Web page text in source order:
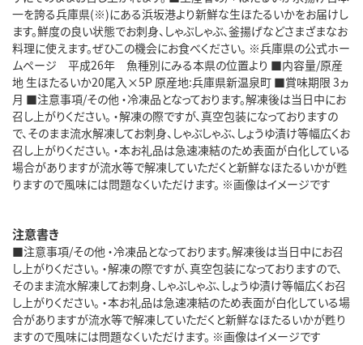
一を誇る兵庫県(※)にある浜坂港より新鮮な生ほたるいかをお届けし
ます。鮮度の良い状態でお刺身、しゃぶしゃぶ、釜揚げなどさまざまなお
料理に使えます。ぜひこの機会にお食べください。 ※兵庫県の公式ホー
ムページ 平成26年 魚種別にみる本県の位置より ■内容量/原産
地 生ほたるいか20尾入×5P 原産地:兵庫県新温泉町 ■賞味期限 3ヵ
月 ■注意事項/その他 ・冷凍品となっております。解凍後は当日中にお
召し上がりください。 ・解凍の際ですが、真空包装になっておりますの
で、そのまま流水解凍してお刺身、しゃぶしゃぶ、しょうゆ漬け等幅広くお
召し上がりください。 ・本お礼品は急速凍結のため表面が白化している
場合がありますが流水等で解凍していただくと新鮮なほたるいかが甦
りますので風味には問題なくいただけます。 ※画像はイメージです
注意書き
■注意事項/その他 ・冷凍品となっております。解凍後は当日中にお召
し上がりください。 ・解凍の際ですが、真空包装になっておりますので、
そのまま流水解凍してお刺身、しゃぶしゃぶ、しょうゆ漬け等幅広くお召
し上がりください。 ・本お礼品は急速凍結のため表面が白化している場
合がありますが流水等で解凍していただくと新鮮なほたるいかが甦り
ますので風味には問題なくいただけます。 ※画像はイメージです